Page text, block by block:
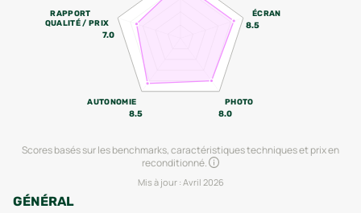
ÉCRAN
8.5
PHOTO
8.0
AUTONOMIE
8.5
RAPPORT
QUALITÉ / PRIX
7.0
Scores basés sur les benchmarks, caractéristiques techniques et prix en
reconditionné.
Mis à jour : Avril 2026
GÉNÉRAL